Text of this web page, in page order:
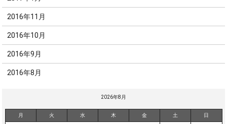
2016年11月
2016年10月
2016年9月
2016年8月
2026年8月
月 火 水 木 金 土 日